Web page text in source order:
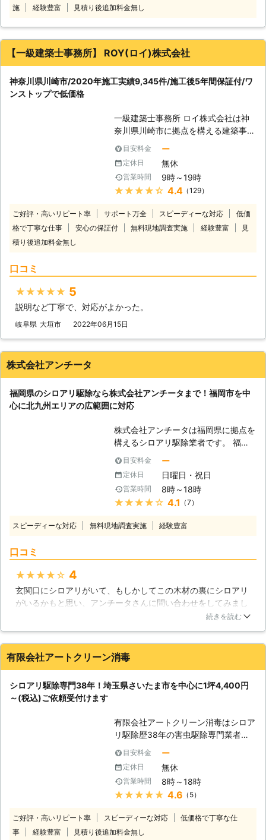
多くの加盟店と提携していますので、
経験と実績が豊富だから、これまでに
除・予防を行います。 技術があるか
ら、施工に必要な時間も短縮。そし
て、常にお客様目線での作業を心掛け
やマンションなどの貨物物件などに出
現したシロアリの駆除、防除も対応し
ております。アリみたいな虫がいたけ
る…一回見積もりだけでもしてもらい
たい。ささいなことでも一度シロアリ
110番にお任せください！ シロアリを
ならず定期的な薬剤配布による対策が
重要になってきます。シロアリ110番
施
経験豊富 見積り後追加料金無し
【一級建築士事務所】 ROY(ロイ)株式会社
神奈川県川崎市/2020年施工実績9,345件/施工後5年間保証付/ワ
ンストップで低価格
一級建築士事務所 ロイ株式会社は神
奈川県川崎市に拠点を構える建築事務
所です。 リフォームを手掛ける傍
ら、害獣や害虫などの駆除作業にも対
応しております。 中でもシロアリ駆
除は、 ①5年間の保証付き ②作業中
に周辺を汚さぬよう養生を徹底！ ③
ラン※セットならではの特別価格 この
ように弊社ならではの特別サービスで
せください。 ■全国対応！お電話一
直営店・協力店を含め、全国に対応し
ば、当日もしくは翌日に無料調査に伺
います。 また年中無休で対応してい
るため、土日祝日などお客様のご都合
一を心がけてシロアリ駆除をおこない
ますので、お困りの際は何時でもご相
談ください。 ※「宮城県」「広島県」
■ロイ株式会社シロアリ駆除 弊社で
は過去に多くのシロアリ駆除に対応し
てまいりました。 実績については下
記の通りです。 【過去施工事例一
覧】 [CASE1] ・京都府京都市上京区
在住 匿名 [ご依頼内容] 空き家のシロ
アリ駆除を希望。 ■発生場所：空き
年数：40年 →→→施工料金21,600円
■建物：木造2階建て ■建坪：不明 ■
築年数：不明 →→→施工料金21,600
千代田区在住 匿名 [ご依頼内容] シロ
アリ駆除を希望。 ■発生場所：自宅
内【複数箇所】 ■建物：木造 ■建
→→→施工料金23,700円(税込)にて対
応 ※上記価格は過去に対応した案件を
お客様のご依頼内容によって金額は異
なるため、正確な金額はご依頼時のお
見積りにてご提示いたします
目安料金 ー
定休日 無休
営業時間 9時～19時
★★★★★ 4.4（129）
ご好評・高いリピート率 サポート万全 スピーディーな対応
低価
格で丁寧な仕事
安心の保証付 無料現地調査実施 経験豊富
見
積り後追加料金無し
口コミ
★★★★★ 5
説明など丁寧で、対応がよかった。
岐阜県 大垣市 2022年06月15日
株式会社アンチータ
福岡県のシロアリ駆除なら株式会社アンチータまで！福岡市を中
心に北九州エリアの広範囲に対応
株式会社アンチータは福岡県に拠点を
構えるシロアリ駆除業者です。 福岡
市を中心に筑紫野市、春日市、大野城
市など九州北部のエリアに対応してお
ります。 1981年の設立以来、多くの
お客様にご利用いただく老舗の駆除業
者としてお客様のご依頼をお待ちして
籍！住まいに根付くシロアリを徹底駆
る薬剤・建築・木材などの知識も豊富
です。 そのため、お客様の住まいや
被害状況に合わせた適切で安全な駆除
作業のご提案が可能です。 調査は無
料ですので、まずはお気軽にお問い合
わせください。 <5年保証【「しろあ
2通りをご用意！施工後のアフターフ
ォローも万全> 弊社では施工後のアフ
証書」と「管理保証書」の2通りの保
証書を提供しております。 ・「しろ
あり防除保証書」について シロアリ
が発生した場合に、被害にあった部位
を修理費用1,000万円上限として修理
させていただく保険会社加入の保証で
す。 ・「管理保証書」について 施工
で駆除処理をおこなうという当初規定
の保証になります。 また、住まいや
目安料金 ー
定休日 日曜日・祝日
営業時間 8時～18時
★★★★★ 4.1 （7）
スピーディーな対応 無料現地調査実施 経験豊富
口コミ
★★★★★ 4
玄関口にシロアリがいて、もしかしてこの木材の裏にシロアリ
がいるかもと思い、アンチータさんに問い合わせをしてみまし
た。調査にきてもらい、玄関口の柱の中にシロアリがいまし
べきだったと後悔するのはさておき、すぐに駆除と予防をお願
いしました。予防に使う薬の詳細や、駆除の仕方など、詳しく
ロアリはいなくなり、柱の修繕も行ってもらえたので助かりま
した。
2016年11月30日
続きを読む
有限会社アートクリーン消毒
シロアリ駆除専門38年！埼玉県さいたま市を中心に1坪4,400円
～(税込)ご依頼受付けます
有限会社アートクリーン消毒はシロア
リ駆除歴38年の害虫駆除専門業者。
ヤマトシロアリやアメリカカンザイシ
ロアリなど幅広いシロアリに対応して
おり、駆除実績も豊富です。 埼玉県
さいたま市を中心に1坪4,400円～(税
込)からご相談を承ります。 出張費、
アフターフォローとして5～7年の安
心保証をお付けします。 ※ご希望によ
目安料金 ー
定休日 無休
営業時間 8時～18時
★★★★★ 4.6 （5）
ご好評・高いリピート率 スピーディーな対応
低価格で丁寧な仕
事
経験豊富 見積り後追加料金無し